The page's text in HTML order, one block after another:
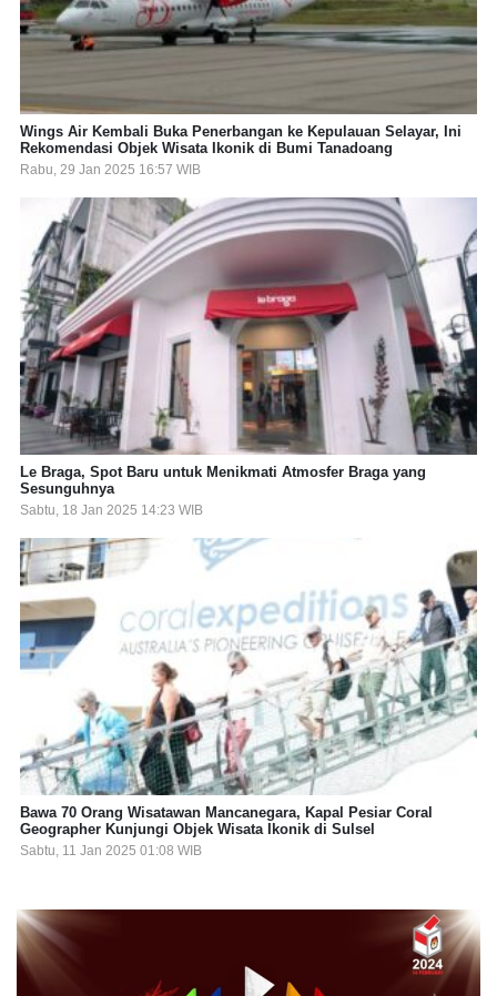
Wings Air Kembali Buka Penerbangan ke Kepulauan Selayar, Ini
Rekomendasi Objek Wisata Ikonik di Bumi Tanadoang
Rabu, 29 Jan 2025 16:57 WIB
Le Braga, Spot Baru untuk Menikmati Atmosfer Braga yang
Sesunguhnya
Sabtu, 18 Jan 2025 14:23 WIB
Bawa 70 Orang Wisatawan Mancanegara, Kapal Pesiar Coral
Geographer Kunjungi Objek Wisata Ikonik di Sulsel
Sabtu, 11 Jan 2025 01:08 WIB